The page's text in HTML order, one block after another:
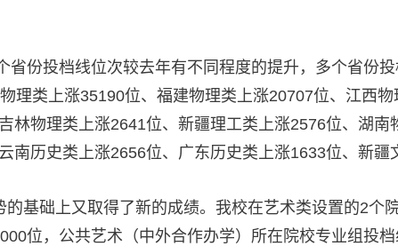
省份投档线位次较去年有不同程度的提升，多个省份
理类上涨35190位、福建物理类上涨20707位、江西
林物理类上涨2641位、新疆理工类上涨2576位、湖
南历史类上涨2656位、广东历史类上涨1633位、新疆
基础上又取得了新的成绩。我校在艺术类设置的2
位，公共艺术（中外合作办学）所在院校专业组投